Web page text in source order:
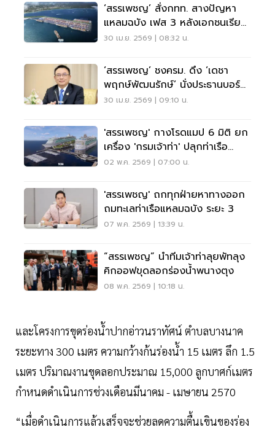
‘สรรเพชญ’ สั่งกทท. สางปัญหา
แหลมฉบัง เฟส 3 หลังเอกชนเรียก
ค่าเสียหาย 4 พันล้าน
30 เม.ย. 2569 | 08:32 น.
‘สรรเพชญ’ ชงครม. ดึง ‘เดชา
พฤกษ์พัฒนรักษ์’ นั่งประธานบอร์ด
กทท.คนใหม่
30 เม.ย. 2569 | 09:10 น.
'สรรเพชญ' กางโรดแมป 6 มิติ ยก
เครื่อง 'กรมเจ้าท่า' ปลุกท่าเรือ
สำราญสายใต้
02 พ.ค. 2569 | 07:00 น.
'สรรเพชญ' ถกทุกฝ่ายหาทางออก
ถมทะเลท่าเรือแหลมฉบัง ระยะ 3
07 พ.ค. 2569 | 13:39 น.
“สรรเพชญ” นำทีมเจ้าท่าลุยพัทลุง
คิกออฟขุดลอกร่องน้ำพนางตุง
08 พ.ค. 2569 | 10:18 น.
และโครงการขุดร่องน้ำปากอ่าวนราทัศน์ ตำบลบางนาค
ระยะทาง 300 เมตร ความกว้างก้นร่องน้ำ 15 เมตร ลึก 1.5
เมตร ปริมาณงานขุดลอกประมาณ 15,000 ลูกบาศก์เมตร
กำหนดดำเนินการช่วงเดือนมีนาคม - เมษายน 2570
“เมื่อดำเนินการแล้วเสร็จจะช่วยลดความตื้นเขินของร่อง